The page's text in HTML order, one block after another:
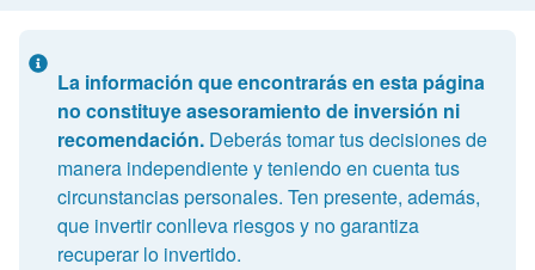
La información que encontrarás en esta página
no constituye asesoramiento de inversión ni
recomendación. Deberás tomar tus decisiones de
manera independiente y teniendo en cuenta tus
circunstancias personales. Ten presente, además,
que invertir conlleva riesgos y no garantiza
recuperar lo invertido.